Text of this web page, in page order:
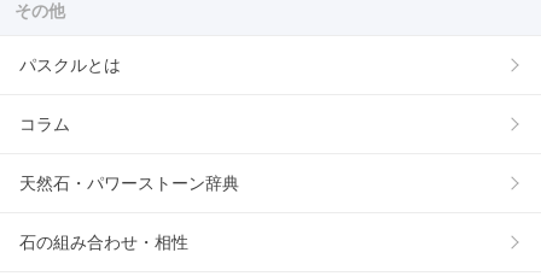
その他
パスクルとは
コラム
天然石・パワーストーン辞典
石の組み合わせ・相性